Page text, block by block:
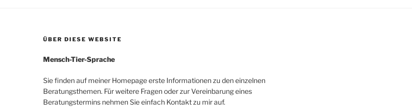
ÜBER DIESE WEBSITE
Mensch-Tier-Sprache
Sie finden auf meiner Homepage erste Informationen zu den einzelnen
Beratungsthemen. Für weitere Fragen oder zur Vereinbarung eines
Beratungstermins nehmen Sie einfach Kontakt zu mir auf.